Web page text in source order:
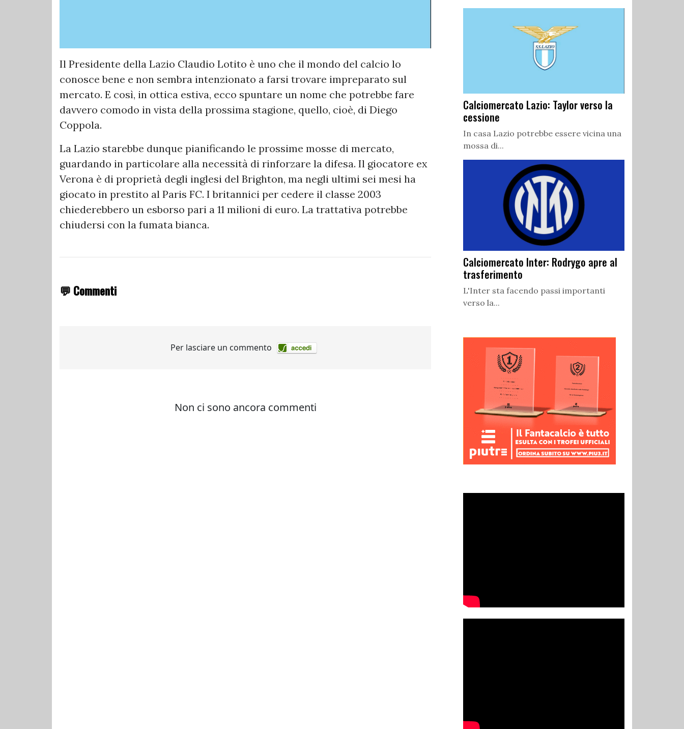
Il Presidente della Lazio Claudio Lotito è uno che il mondo del calcio lo
conosce bene e non sembra intenzionato a farsi trovare impreparato sul
mercato. E così, in ottica estiva, ecco spuntare un nome che potrebbe fare
davvero comodo in vista della prossima stagione, quello, cioè, di Diego
Coppola.
La Lazio starebbe dunque pianificando le prossime mosse di mercato,
guardando in particolare alla necessità di rinforzare la difesa. Il giocatore ex
Verona è di proprietà degli inglesi del Brighton, ma negli ultimi sei mesi ha
giocato in prestito al Paris FC. I britannici per cedere il classe 2003
chiederebbero un esborso pari a 11 milioni di euro. La trattativa potrebbe
chiudersi con la fumata bianca.
💬 Commenti
Calciomercato Lazio: Taylor verso la
cessione
In casa Lazio potrebbe essere vicina una
mossa di...
Calciomercato Inter: Rodrygo apre al
trasferimento
L'Inter sta facendo passi importanti
verso la...